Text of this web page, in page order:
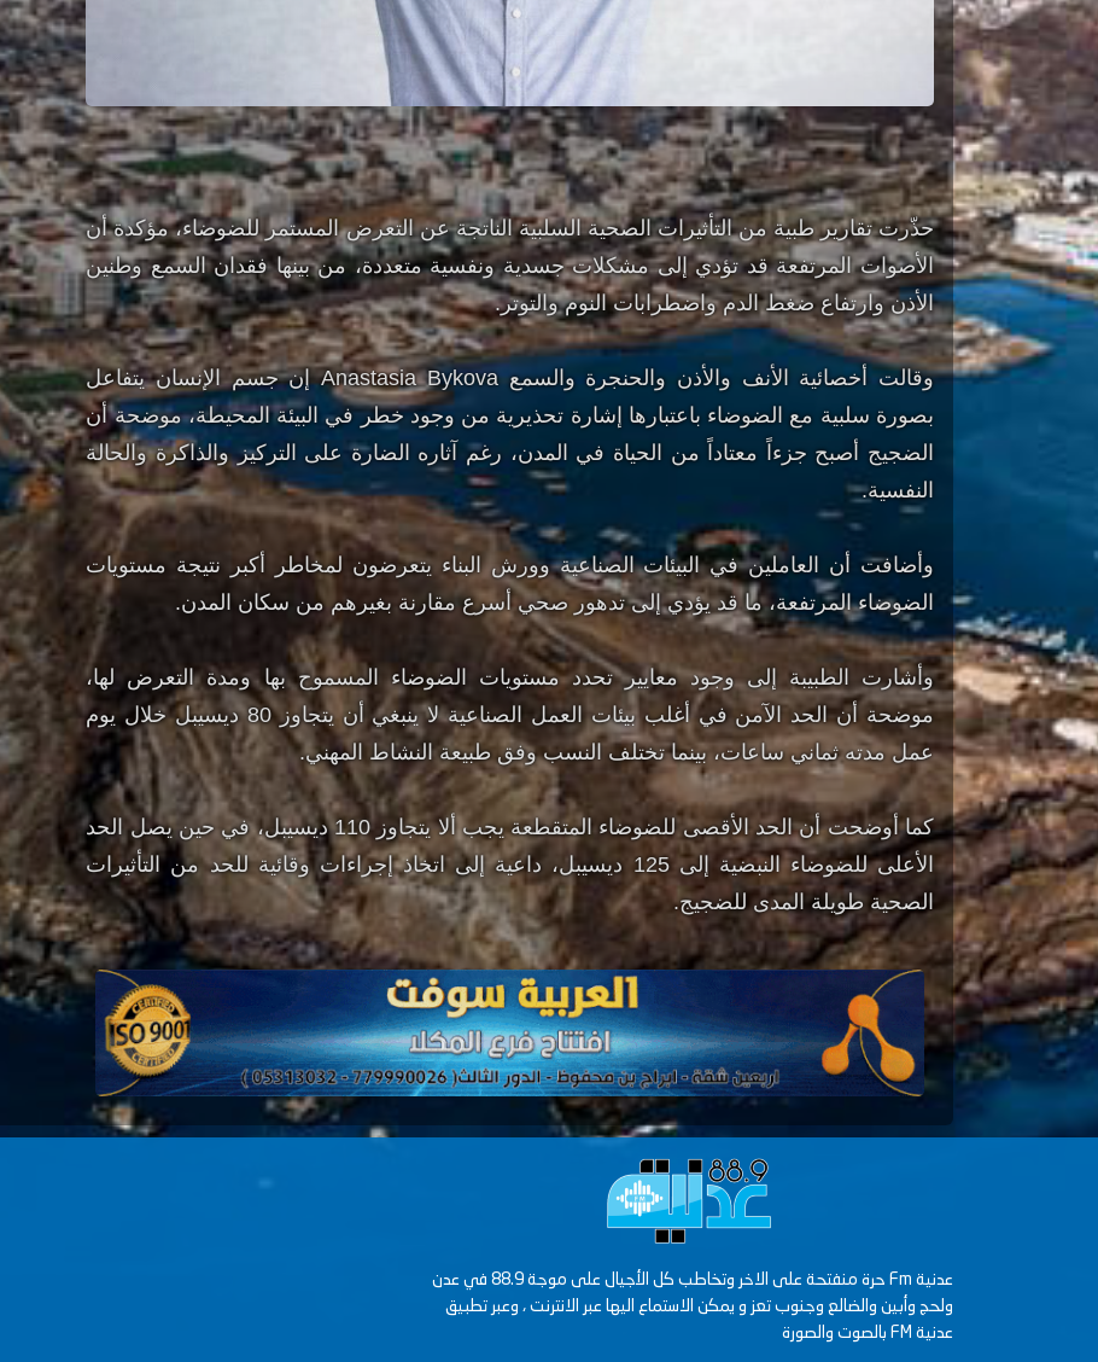
حذّرت تقارير طبية من التأثيرات الصحية السلبية الناتجة عن التعرض المستمر للضوضاء، مؤكدة أن
الأصوات المرتفعة قد تؤدي إلى مشكلات جسدية ونفسية متعددة، من بينها فقدان السمع وطنين
الأذن وارتفاع ضغط الدم واضطرابات النوم والتوتر.
وقالت أخصائية الأنف والأذن والحنجرة والسمع Anastasia Bykova إن جسم الإنسان يتفاعل
بصورة سلبية مع الضوضاء باعتبارها إشارة تحذيرية من وجود خطر في البيئة المحيطة، موضحة أن
الضجيج أصبح جزءاً معتاداً من الحياة في المدن، رغم آثاره الضارة على التركيز والذاكرة والحالة
النفسية.
وأضافت أن العاملين في البيئات الصناعية وورش البناء يتعرضون لمخاطر أكبر نتيجة مستويات
الضوضاء المرتفعة، ما قد يؤدي إلى تدهور صحي أسرع مقارنة بغيرهم من سكان المدن.
وأشارت الطبيبة إلى وجود معايير تحدد مستويات الضوضاء المسموح بها ومدة التعرض لها،
موضحة أن الحد الآمن في أغلب بيئات العمل الصناعية لا ينبغي أن يتجاوز 80 ديسيبل خلال يوم
عمل مدته ثماني ساعات، بينما تختلف النسب وفق طبيعة النشاط المهني.
كما أوضحت أن الحد الأقصى للضوضاء المتقطعة يجب ألا يتجاوز 110 ديسيبل، في حين يصل الحد
الأعلى للضوضاء النبضية إلى 125 ديسيبل، داعية إلى اتخاذ إجراءات وقائية للحد من التأثيرات
الصحية طويلة المدى للضجيج.
عدنية Fm حرة منفتحة على الاخر وتخاطب كل الأجيال على موجة 88.9 في عدن
ولحج وأبين والضالع وجنوب تعز و يمكن الاستماع اليها عبر الانترنت ، وعبر تطبيق
عدنية FM بالصوت والصورة